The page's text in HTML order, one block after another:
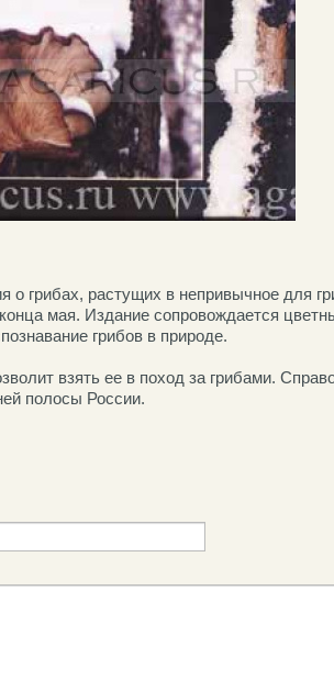
о грибах, растущих в непривычное для
мая. Издание сопровождается
грибов в природе.
взять ее в поход за грибами.
полосы России.